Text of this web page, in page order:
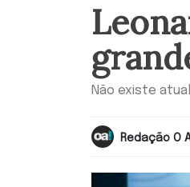
Não existe
Redação O